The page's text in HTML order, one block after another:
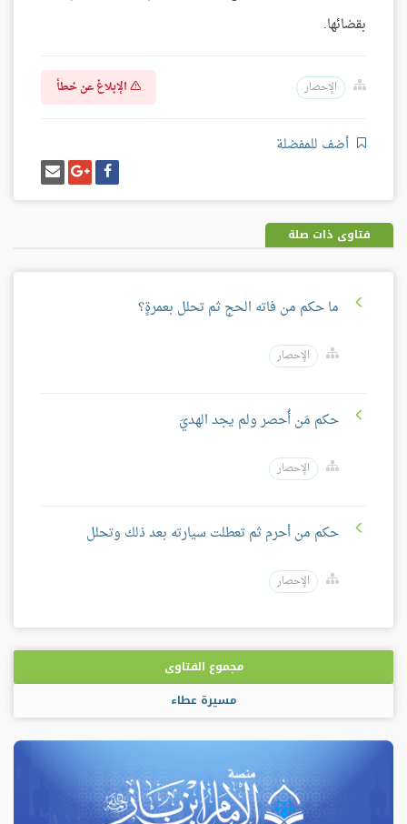
بقضائها.
الإحصار الإبلاغ عن خطأ
أضف للمفضلة
شارك
على
فيسبوك
شارك
على
غوغل
بلس
إرسل
إيميل
فتاوى ذات صلة
ما حكم من فاته الحج ثم تحلل بعمرةٍ؟
الإحصار
حكم مَن أُحصر ولم يجد الهديَ
الإحصار
حكم من أحرم ثم تعطلت سيارته بعد ذلك وتحلل
الإحصار
مجموع الفتاوى
مسيرة عطاء